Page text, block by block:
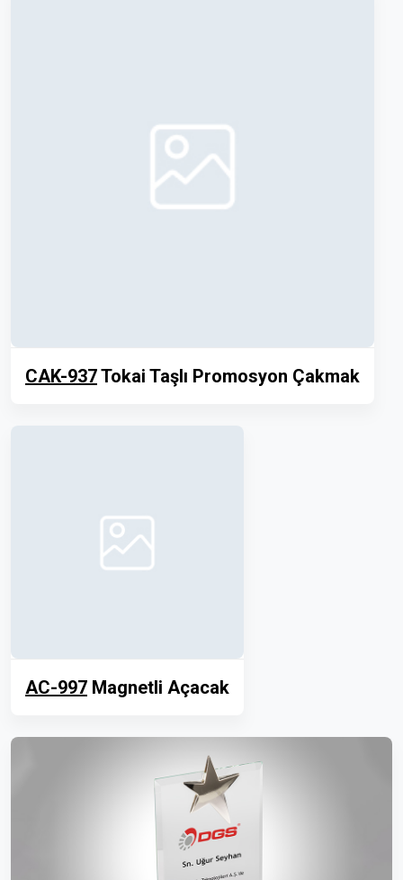
CAK-937Tokai Taşlı Promosyon Çakmak
AC-997 Magnetli Açacak